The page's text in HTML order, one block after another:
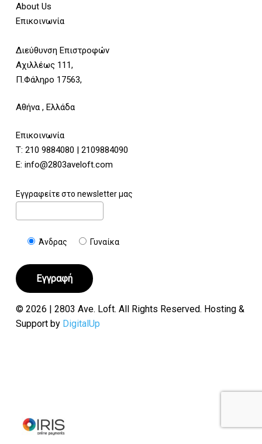
About Us
Επικοινωνία
Διεύθυνση Επιστροφών
Αχιλλέως 111,
Π.Φάληρο 17563,
Αθήνα , Ελλάδα
Επικοινωνία
Τ: 210 9884080 | 2109884090
E: info@2803aveloft.com
Εγγραφείτε στο newsletter μας
Άνδρας Γυναίκα
© 2026 | 2803 Ave. Loft. All Rights Reserved. Hosting &
Support by DigitalUp